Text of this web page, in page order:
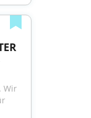
Wir